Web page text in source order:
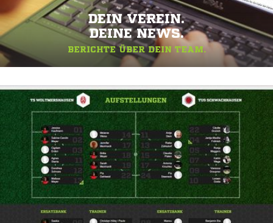
DEIN VEREIN.
DEINE NEWS.
BERICHTE ÜBER DEIN TEAM.